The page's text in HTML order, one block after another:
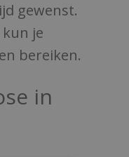
gewenst.
je
bereiken.
in